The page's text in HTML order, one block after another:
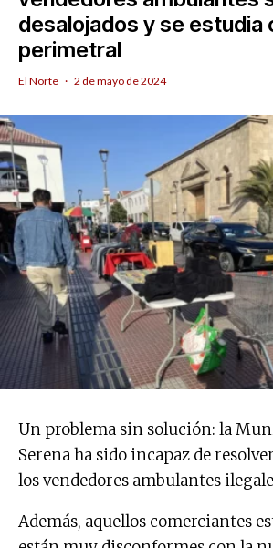
desalojados y se estudia
perimetral
El Norte · 2 de mayo de 2024
Un problema sin solución: la
Serena ha sido incapaz de
los vendedores ambulantes
Además, aquellos comerciantes